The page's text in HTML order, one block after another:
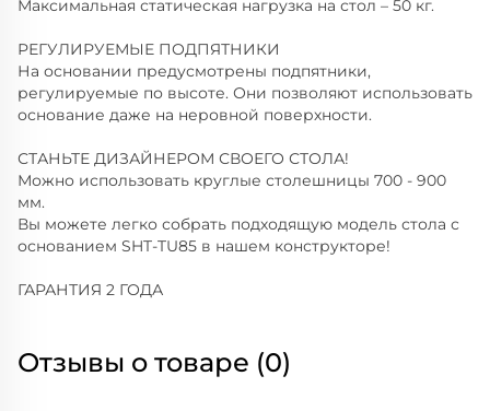
Максимальная статическая нагрузка на стол – 50 кг.
РЕГУЛИРУЕМЫЕ ПОДПЯТНИКИ
На основании предусмотрены подпятники,
регулируемые по высоте. Они позволяют использовать
основание даже на неровной поверхности.
СТАНЬТЕ ДИЗАЙНЕРОМ СВОЕГО СТОЛА!
Можно использовать круглые столешницы 700 - 900
мм.
Вы можете легко собрать подходящую модель стола с
основанием SHT-TU85 в нашем конструкторе!
ГАРАНТИЯ 2 ГОДА
Отзывы о товаре (0)